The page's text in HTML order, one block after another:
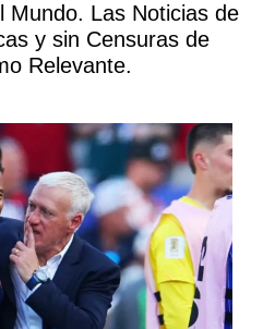
Mundo. Las Noticias de
y sin Censuras de
Relevante.